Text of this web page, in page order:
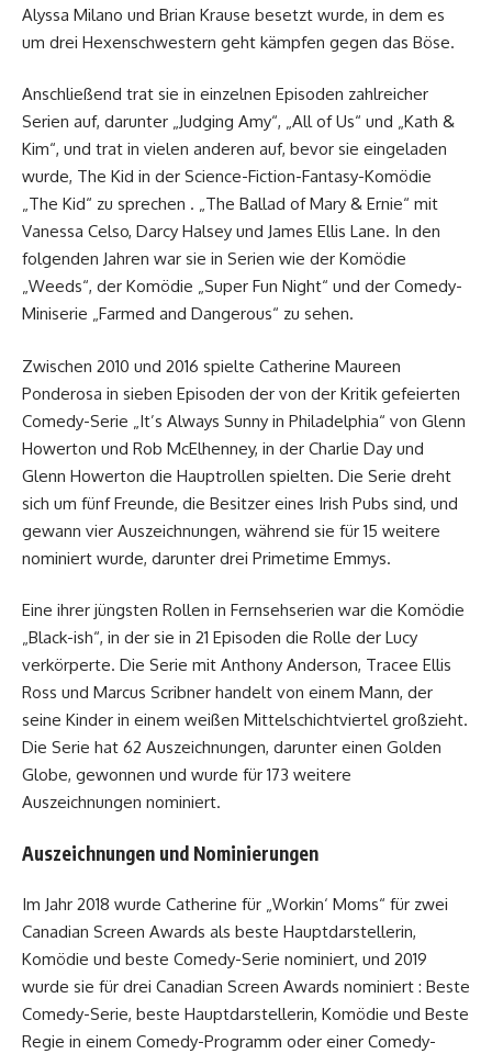
Alyssa Milano und Brian Krause besetzt wurde, in dem es
um drei Hexenschwestern geht kämpfen gegen das Böse.
Anschließend trat sie in einzelnen Episoden zahlreicher
Serien auf, darunter „Judging Amy“, „All of Us“ und „Kath &
Kim“, und trat in vielen anderen auf, bevor sie eingeladen
wurde, The Kid in der Science-Fiction-Fantasy-Komödie
„The Kid“ zu sprechen . „The Ballad of Mary & Ernie“ mit
Vanessa Celso, Darcy Halsey und James Ellis Lane. In den
folgenden Jahren war sie in Serien wie der Komödie
„Weeds“, der Komödie „Super Fun Night“ und der Comedy-
Miniserie „Farmed and Dangerous“ zu sehen.
Zwischen 2010 und 2016 spielte Catherine Maureen
Ponderosa in sieben Episoden der von der Kritik gefeierten
Comedy-Serie „It’s Always Sunny in Philadelphia“ von Glenn
Howerton und Rob McElhenney, in der Charlie Day und
Glenn Howerton die Hauptrollen spielten. Die Serie dreht
sich um fünf Freunde, die Besitzer eines Irish Pubs sind, und
gewann vier Auszeichnungen, während sie für 15 weitere
nominiert wurde, darunter drei Primetime Emmys.
Eine ihrer jüngsten Rollen in Fernsehserien war die Komödie
„Black-ish“, in der sie in 21 Episoden die Rolle der Lucy
verkörperte. Die Serie mit Anthony Anderson, Tracee Ellis
Ross und Marcus Scribner handelt von einem Mann, der
seine Kinder in einem weißen Mittelschichtviertel großzieht.
Die Serie hat 62 Auszeichnungen, darunter einen Golden
Globe, gewonnen und wurde für 173 weitere
Auszeichnungen nominiert.
Auszeichnungen und Nominierungen
Im Jahr 2018 wurde Catherine für „Workin‘ Moms“ für zwei
Canadian Screen Awards als beste Hauptdarstellerin,
Komödie und beste Comedy-Serie nominiert, und 2019
wurde sie für drei Canadian Screen Awards nominiert : Beste
Comedy-Serie, beste Hauptdarstellerin, Komödie und Beste
Regie in einem Comedy-Programm oder einer Comedy-